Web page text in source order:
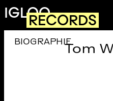
Aller au contenu principal
IGLOORECORDS
Tom
BIOGRAPHIE